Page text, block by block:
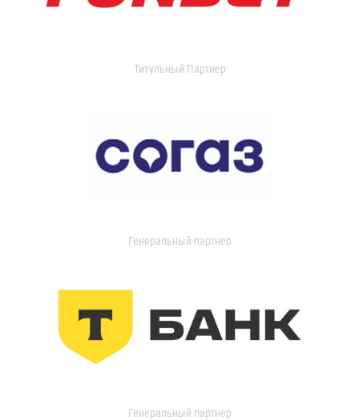
Титульный Партнер
Генеральный партнер
Генеральный партнер